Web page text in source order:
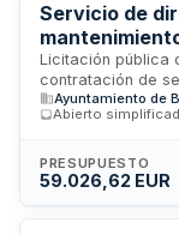
Servicio de
y recogida de
Ayuntamiento
Licitación pública
contratación de
gestión integral
incluyendo el
pública y la
municipal de
alojados y
Ayuntamiento de
Abierto
PRESUPUESTO
59.026,62 EUR